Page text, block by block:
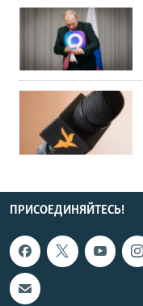
ПРИСОЕДИНЯЙТЕСЬ!